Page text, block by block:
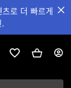
로 더 빠르게